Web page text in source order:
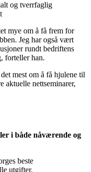
og tverrfaglig
mye om å få frem for
Jeg har også vært
rundt bedriftens
forteller han.
mest om å få hjulene til
aktuelle nettseminarer,
i både nåværende og
beste
utgifter.